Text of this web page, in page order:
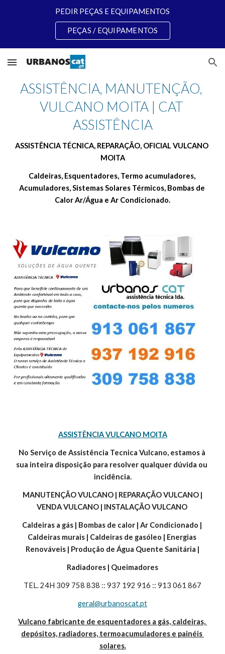
PEDIR PEÇAS E EQUIPAMENTOS
PEÇAS / EQUIPAMENTOS
ASSISTÊNCIA, MANUTENÇÃO,
VULCANO MOITA | CAT
ASSISTÊNCIA
ASSISTÊNCIA TÉCNICA, REPARAÇÃO, OFICIAL VULCANO
MOITA
Caldeiras, Esquentadores, Termo acumuladores,
Acumuladores, Sistemas Solares Térmicos, Bombas de
Calor Ar/Água e Ar Condicionado.
ASSISTÊNCIA VULCANO MOITA
No Serviço de Assistência Tecnica Vulcano, estamos à
sua inteira disposição para resolver qualquer dúvida ou
incidência.
VENDA VULCANO | INSTALAÇÃO VULCANO
Caldeiras a gás | Bombas de calor | Ar Condicionado |
Caldeiras murais | Caldeiras de gasóleo | Energias
Renováveis | Produção de Água Quente Sanitária |
Radiadores | Queimadores
TEL. 24H 309 758 838 :: 937 192 916 :: 913 061 867
geral@urbanoscat.pt
Vulcano fabricante de esquentadores a gás, caldeiras,
depósitos, radiadores, termoacumuladores e painéis
solares.